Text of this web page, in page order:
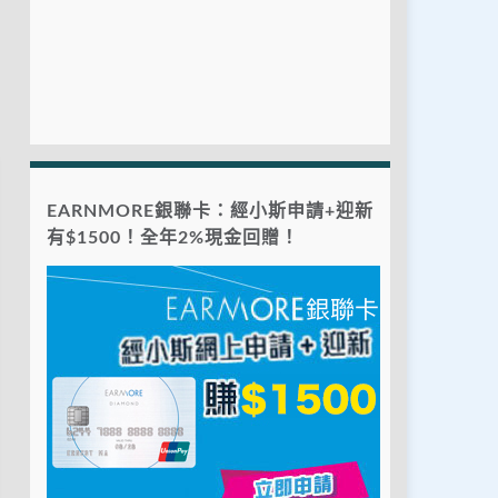
EARNMORE銀聯卡：經小斯申請+迎新
有$1500！全年2%現金回贈！